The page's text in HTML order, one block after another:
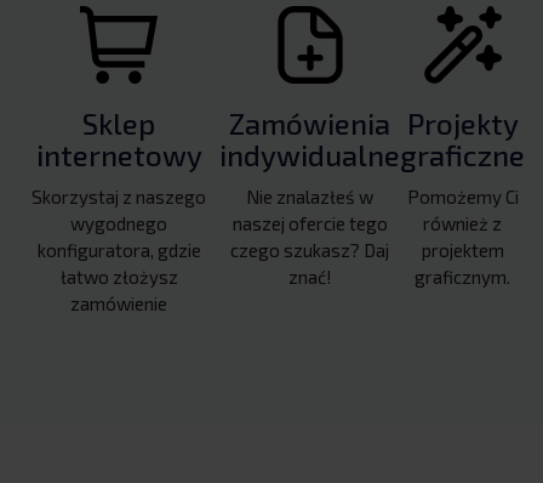
Sklep
internetowy
Skorzystaj z naszego
wygodnego
konfiguratora, gdzie
łatwo złożysz
zamówienie
Zamówienia
indywidualne
Nie znalazłeś w
naszej ofercie tego
czego szukasz? Daj
znać!
Projekty
graficzne
Pomożemy Ci
również z
projektem
graficznym.